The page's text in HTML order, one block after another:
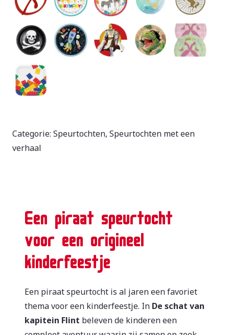
Categorie: Speurtochten, Speurtochten met een
verhaal
Een piraat speurtocht
voor een origineel
kinderfeestje
Een piraat speurtocht is al jaren een favoriet
thema voor een kinderfeestje. In De schat van
kapitein Flint beleven de kinderen een